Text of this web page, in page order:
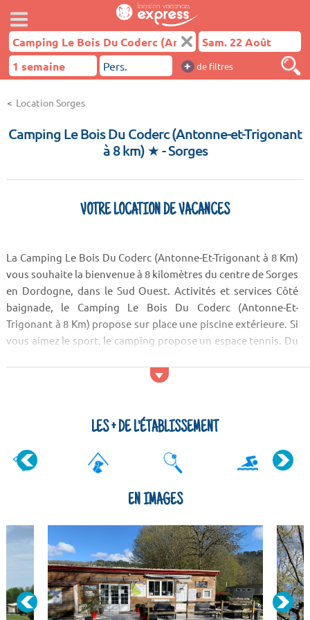
+ de filtres
Location Sorges
Camping Le Bois Du Coderc (Antonne-et-Trigonant
à 8 km) ★- Sorges
VOTRE LOCATION DE VACANCES
La Camping Le Bois Du Coderc (Antonne-Et-Trigonant à 8 Km)
vous souhaite la bienvenue à 8 kilomètres du centre de Sorges
en Dordogne, dans le Sud Ouest. Activités et services Côté
baignade, le Camping Le Bois Du Coderc (Antonne-Et-
Trigonant à 8 Km) propose sur place une piscine extérieure. Si
vous aimez le sport, le camping propose un espace tennis. Du
LES + DE L'ÉTABLISSEMENT
EN IMAGES